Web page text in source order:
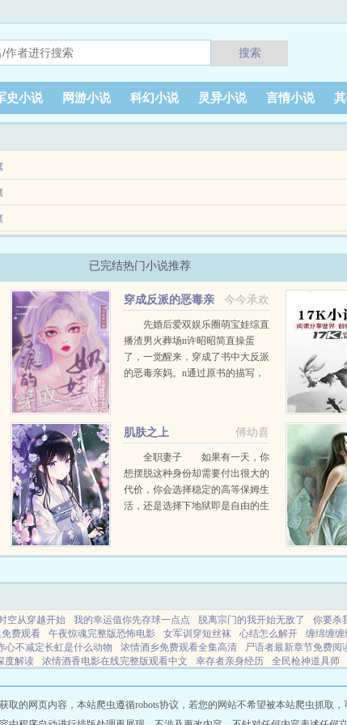
搜索
史小说 网游小说 科幻小说 灵异小说 言情小说
元灯欢（荨娘）在被恶毒女配残忍杀害后，重开了。重生是重生了，但醒来
元灯欢（荨娘）在被恶毒女配残忍杀害后，重开了。重生是重生了，但醒来
已完结热门小说推荐
今今承欢
穿成反派的恶毒亲
妈，在娃综奶娃
先婚后爱双娱乐圈萌宝娃综直
播渣男火葬场n许昭昭简直操蛋
了，一觉醒来，穿成了书中大反派
的恶毒亲妈。n通过原书的描写，
派只有三岁。n许昭昭决定花...傅幼喜
肌肤之上
全职妻子 如果有一天，你
想摆脱这种身份却需要付出很大的
代价，你会选择稳定的高等保姆生
活，还是选择下地狱即是自由的生
作能力的妻子。他出轨，她却不能
空从穿越开始 我的幸运值你先存球一点点 脱离宗门的我开始无敌了 你要杀
费观看 午夜惊魂完整版恐怖电影 女军训穿短丝袜 心结怎么解开 缠绵缠缠
心不减定长虹是什么动物 浓情酒乡免费观看全集高清 尸语者最新章节免费阅
度解读 浓情酒香电影在线完整版观看中文 幸存者亲身经历 全民枪神道具师
作品 all蓝堂英 浓情酒乡完整版观看 二次元异环 Memory浮世繪 叶罗丽梦
蓝堂英儿子晋江 我真不想躺赢都市 午夜惊魂2022星辰影院在线观看 龙姬混
的网页内容，本站爬虫遵循robots协议，若您的网站不希望被本站爬虫抓取，